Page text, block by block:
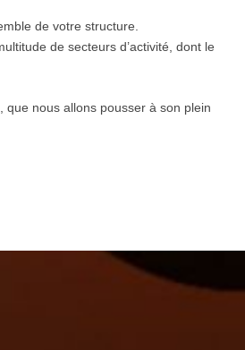
de votre structure.
de secteurs d’activité, dont le
nous allons pousser à son plein